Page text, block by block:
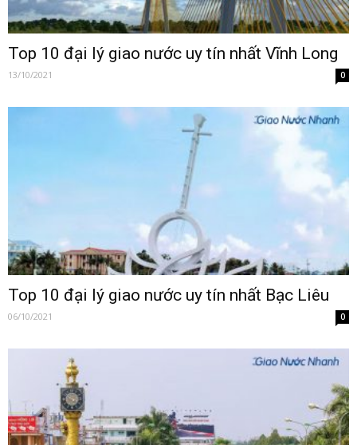
Top 10 đại lý giao nước uy tín nhất Vĩnh Long
13/10/2021 0
Top 10 đại lý giao nước uy tín nhất Bạc Liêu
06/10/2021 0